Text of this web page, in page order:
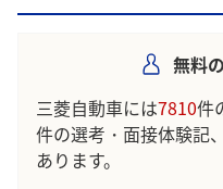
のような声が寄せられてい
学生の声を就職活動の
※AIを使用し、過去3年間の
のユーザの投稿は下記の一
無料
三菱自動車には7810件
件の選考・面接体験記、
あります。